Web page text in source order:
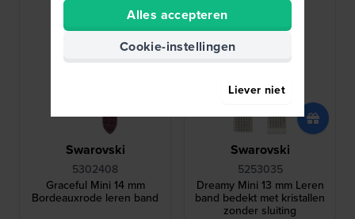
Swarovski
5302408
Graceful Mini 14 mm
Bordeauxrode leren band
Swarovski
5253035
Dreamy Mini 13 mm Leren
band bedekt met kristallen
zonder sluiting
Alles accepteren
Cookie-instellingen
Liever niet